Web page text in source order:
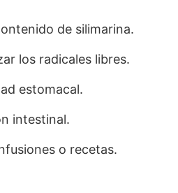
de silimarina.
los radicales libres.
estomacal.
intestinal.
o recetas.